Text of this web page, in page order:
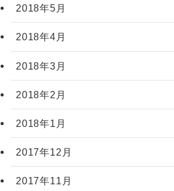
2018年5月
2018年4月
2018年3月
2018年2月
2018年1月
2017年12月
2017年11月